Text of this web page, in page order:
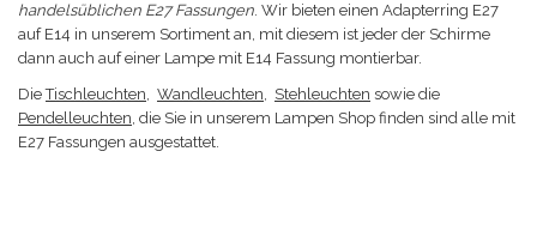
handelsüblichen E27 Fassungen. Wir bieten einen Adapterring E27
auf E14 in unserem Sortiment an, mit diesem ist jeder der Schirme
dann auch auf einer Lampe mit E14 Fassung montierbar.
DieTischleuchten, Wandleuchten, Stehleuchten sowie die
Pendelleuchten, die Sie in unserem Lampen Shop finden sind alle mit
E27 Fassungen ausgestattet.